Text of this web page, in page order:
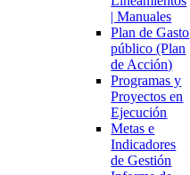
| Manuales
Plan de Gasto
público (Plan
de Acción)
Programas y
Proyectos en
Ejecución
Metas e
Indicadores
de Gestión